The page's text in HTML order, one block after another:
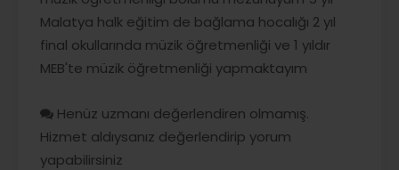
Malatya halk eğitim de bağlama hocalığı 2 yıl
final okullarında müzik öğretmenliği ve 1 yıldır
MEB'te müzik öğretmenliği yapmaktayım
Henüz uzmanı değerlendiren olmamış.
Hizmet aldıysanız değerlendirip yorum
yapabilirsiniz